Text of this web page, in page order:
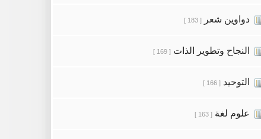
دواوين شعر [ 183 ]
النجاح وتطوير الذات [ 169 ]
التوحيد [ 166 ]
علوم لغة [ 163 ]